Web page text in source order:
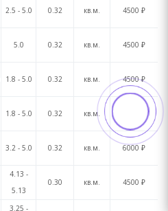
2.5 - 5.0 0.32 кв.м. 4500 ₽
5.0 0.32 кв.м. 4500 ₽
1.8 - 5.0 0.32 кв.м. 4500 ₽
1.8 - 5.0 0.32 кв.м.
3.2 - 5.0 0.32 кв.м. 6000 ₽
4.13 -
5.13
0.30 кв.м. 4500 ₽
3.25 -